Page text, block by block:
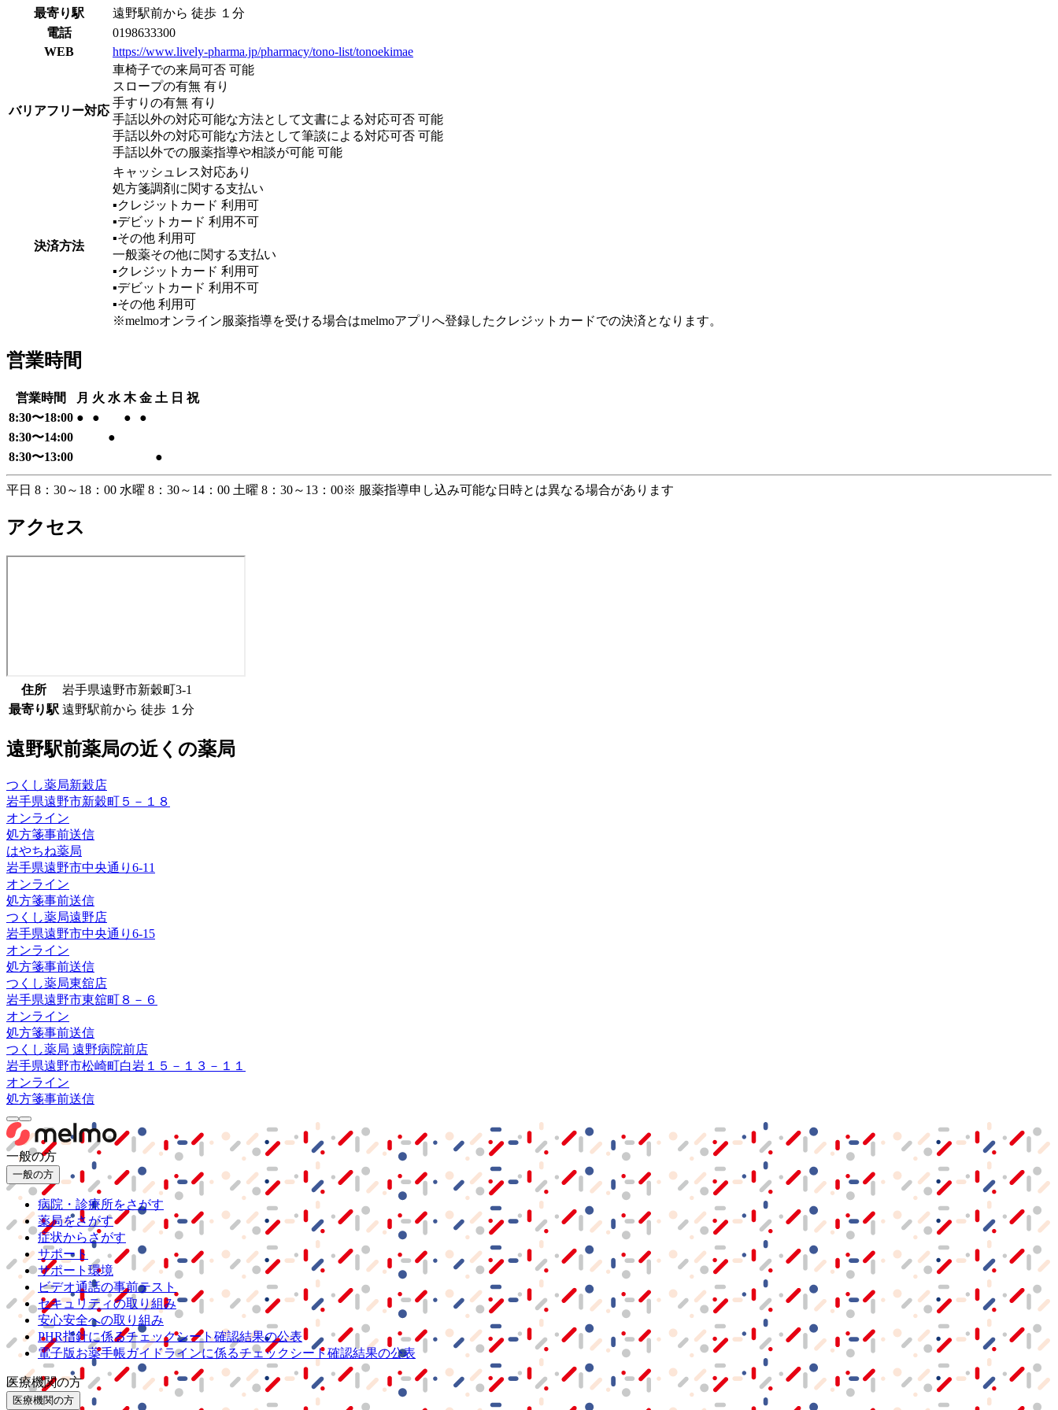
最寄り駅
遠野駅前から 徒歩 １分
電話
0198633300
WEB
https://www.lively-pharma.jp/pharmacy/tono-list/tonoekimae
バリアフリー対応
車椅子での来局可否 可能
スロープの有無 有り
手すりの有無 有り
手話以外の対応可能な方法として文書による対応可否 可能
手話以外の対応可能な方法として筆談による対応可否 可能
手話以外での服薬指導や相談が可能 可能
決済方法
キャッシュレス対応あり
処方箋調剤に関する支払い
▪︎クレジットカード 利用可
▪︎デビットカード 利用不可
▪︎その他 利用可
一般薬その他に関する支払い
▪︎クレジットカード 利用可
▪︎デビットカード 利用不可
▪︎その他 利用可
※melmoオンライン服薬指導を受ける場合はmelmoアプリへ登録したクレジットカードでの決済となります。
営業時間
営業時間 月 火 水 木 金 土 日 祝
8:30〜18:00 ● ● ●
●
8:30〜14:00
●
8:30〜13:00 ●
平日 8：30～18：00 水曜 8：30～14：00 土曜 8：30～13：00※ 服薬指導申し込み可能な日時とは異なる場合があります
アクセス
住所
岩手県遠野市新穀町3-1
最寄り駅 遠野駅前から 徒歩 １分
遠野駅前薬局の近くの薬局
つくし薬局新穀店
岩手県遠野市新穀町５－１８
オンライン
処方箋事前送信
はやちね薬局
岩手県遠野市中央通り6-11
オンライン
処方箋事前送信
つくし薬局遠野店
岩手県遠野市中央通り6-15
オンライン
処方箋事前送信
つくし薬局東舘店
岩手県遠野市東舘町８－６
オンライン
処方箋事前送信
つくし薬局 遠野病院前店
岩手県遠野市松崎町白岩１５－１３－１１
オンライン
処方箋事前送信
一般の方
一般の方
病院・診療所をさがす
薬局をさがす
症状からさがす
サポート
サポート環境
ビデオ通話の事前テスト
セキュリティの取り組み
安心安全への取り組み
PHR指針に係るチェックシート確認結果の公表
電子版お薬手帳ガイドラインに係るチェックシート確認結果の公表
医療機関の方
医療機関の方